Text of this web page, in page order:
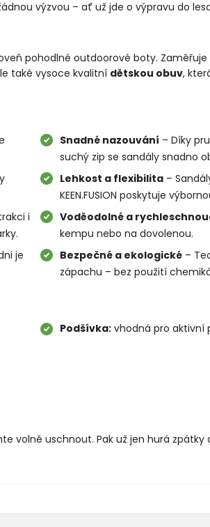
výzvou – ať už jde o výpravu do
pohodlné outdoorové boty.
také vysoce kvalitní dětskou obuv,
Snadné nazouvání – Díky
suchý zip se sandály snadno
Lehkost a flexibilita–
KEEN.FUSION poskytuje
i
Voděodolné a
kempu nebo na dovolenou.
je
Bezpečné a ekologické–
zápachu – bez použití
Podšívka:vhodná pro aktivní
volně uschnout. Pak už jen hurá zpátky